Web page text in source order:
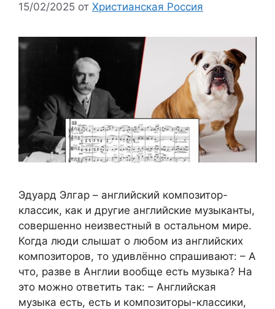
15/02/2025 от Христианская Россия
Эдуард Элгар – английский композитор-
классик, как и другие английские музыканты,
совершенно неизвестный в остальном мире.
Когда люди слышат о любом из английских
композиторов, то удивлённо спрашивают: – А
что, разве в Англии вообще есть музыка? На
это можно ответить так: – Английская
музыка есть, есть и композиторы-классики,